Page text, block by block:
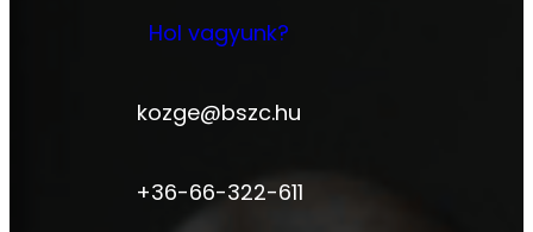
Hol vagyunk?
kozge@bszc.hu
+36-66-322-611